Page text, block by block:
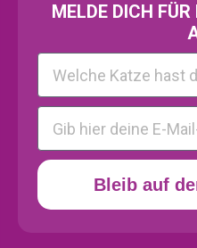
MELDE DICH FÜR
Kattenras
E-mail
Bleib auf